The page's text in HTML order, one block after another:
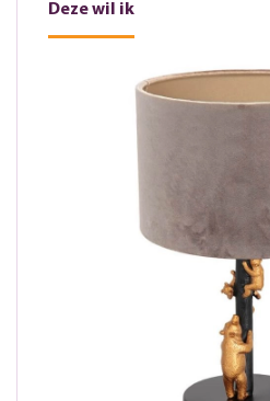
Deze wil ik